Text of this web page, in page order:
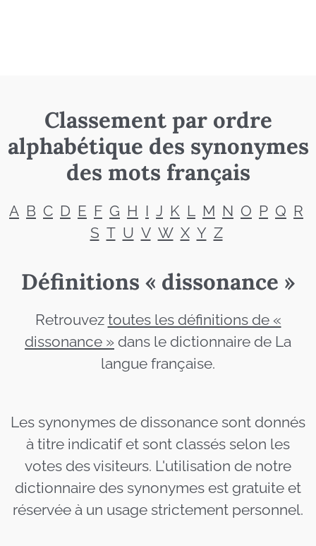
Classement par ordre
alphabétique des synonymes
des mots français
A B C D E F G H I J K L M N O P Q R
S T U V W X Y Z
Définitions « dissonance »
Retrouvez toutes les définitions de «
dissonance » dans le dictionnaire de La
langue française.
Les synonymes de dissonance sont donnés
à titre indicatif et sont classés selon les
votes des visiteurs. L'utilisation de notre
dictionnaire des synonymes est gratuite et
réservée à un usage strictement personnel.